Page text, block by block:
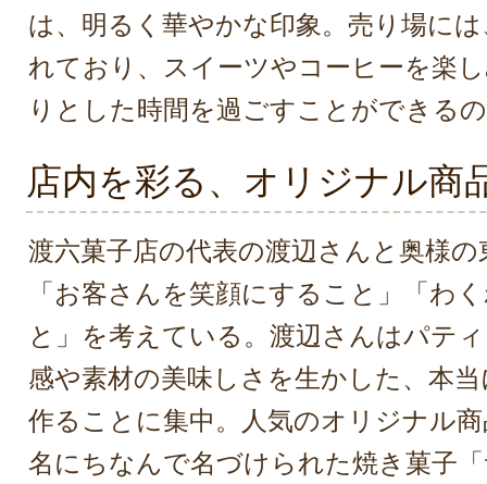
は、明るく華やかな印象。売り場に
れており、スイーツやコーヒーを楽
りとした時間を過ごすことができる
店内を彩る、オリジナル商
渡六菓子店の代表の渡辺さんと奥様
「お客さんを笑顔にすること」「わ
と」を考えている。渡辺さんはパテ
感や素材の美味しさを生かした、本
作ることに集中。人気のオリジナル
名にちなんで名づけられた焼き菓子